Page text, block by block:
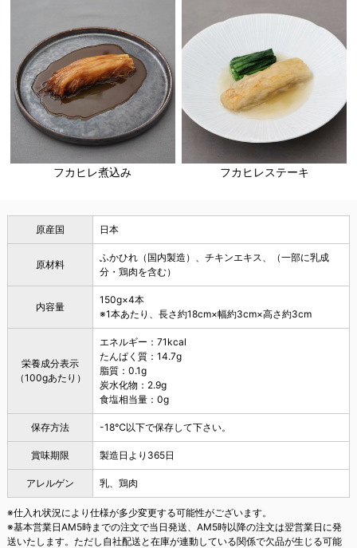
フカヒレ煮込み フカヒレステーキ
原産国 日本
原材料
ふかひれ（国内製造）、チキンエキス、（一部に乳成
分・鶏肉を含む）
内容量
150g×4本
※1本あたり、長さ約18cm×幅約3cm×高さ約3cm
栄養成分表示
（100gあたり）
エネルギー：71kcal
たんぱく質：14.7g
脂質：0.1g
炭水化物：2.9g
食塩相当量：0g
保存方法 -18℃以下で保存して下さい。
賞味期限 製造日より365日
アレルゲン 乳、鶏肉
※仕入れ状況により仕様が多少変更する可能性がございます。
※基本営業日AM5時までの注文で当日発送、AM5時以降の注文は翌営業日に発
送いたします。ただし自社配送と在庫が連動している関係で欠品が生じる可能